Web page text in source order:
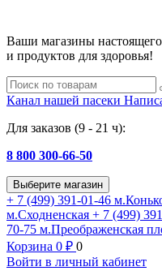
Ваши магазины
и продуктов для здоровья!
Канал нашей пасеки
Для заказов (9 - 21 ч):
8 800 300-66-50
Выберите магазин
+ 7 (499) 391-01-46
м.Сходненская + 7 (499)
70-75 м.Преображенская
Корзина 0 ₽ 0
Войти в личный кабинет